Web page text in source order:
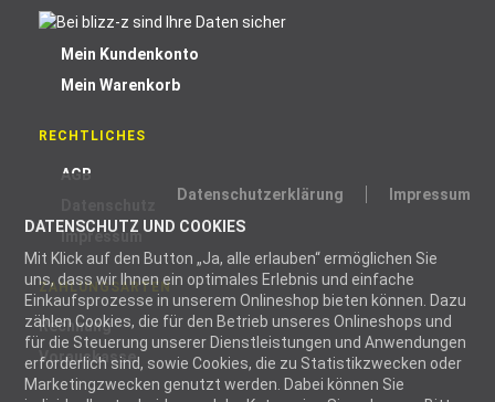
Datenschutzerklärung
Impressum
DATENSCHUTZ UND COOKIES
Mit Klick auf den Button „Ja, alle erlauben“ ermöglichen Sie
uns, dass wir Ihnen ein optimales Erlebnis und einfache
Einkaufsprozesse in unserem Onlineshop bieten können. Dazu
zählen Cookies, die für den Betrieb unseres Onlineshops und
für die Steuerung unserer Dienstleistungen und Anwendungen
erforderlich sind, sowie Cookies, die zu Statistikzwecken oder
Marketingzwecken genutzt werden. Dabei können Sie
Mein Kundenkonto
Mein Warenkorb
RECHTLICHES
AGB
Impressum
ZAHLUNGSARTEN
Rechnung
Vorauskasse